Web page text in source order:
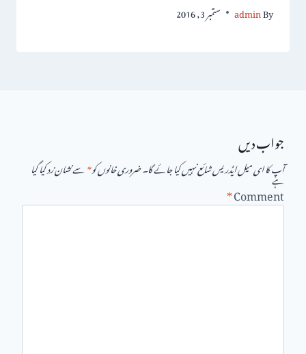
By
admin ستمبر 3, 2016
جواب دیں
آپ کا ای میل ایڈریس شائع نہیں کیا جائے گا۔ضروری خانوں کو*سے نشان زد کیا گیا ہے
Comment
*